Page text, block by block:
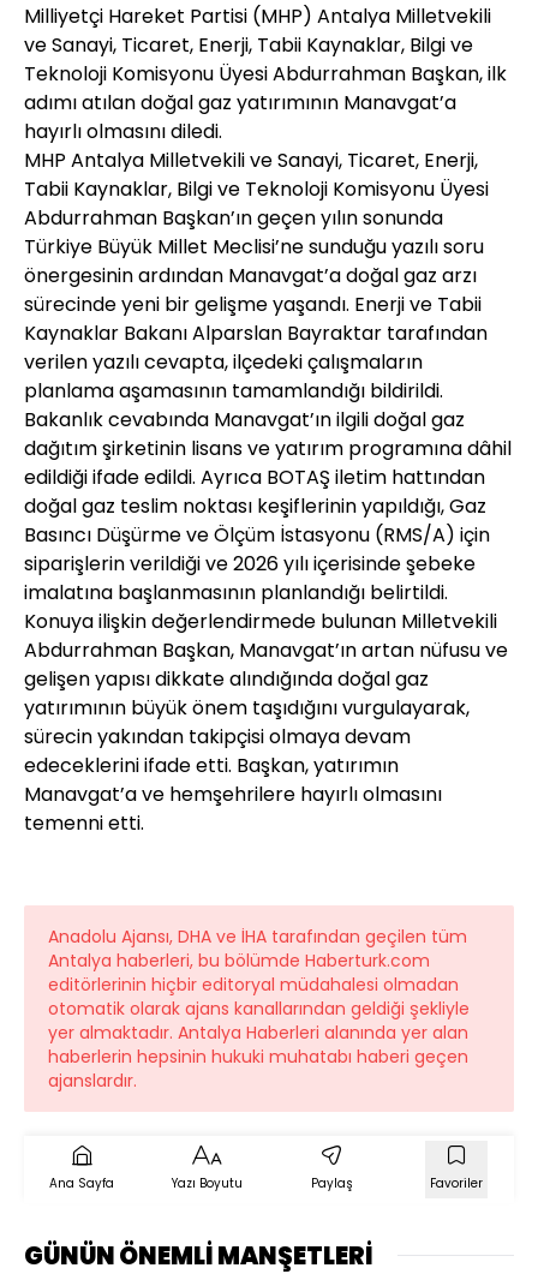
Milliyetçi Hareket Partisi (MHP) Antalya Milletvekili
ve Sanayi, Ticaret, Enerji, Tabii Kaynaklar, Bilgi ve
Teknoloji Komisyonu Üyesi Abdurrahman Başkan, ilk
adımı atılan doğal gaz yatırımının Manavgat’a
hayırlı olmasını diledi.
MHP Antalya Milletvekili ve Sanayi, Ticaret, Enerji,
Tabii Kaynaklar, Bilgi ve Teknoloji Komisyonu Üyesi
Abdurrahman Başkan’ın geçen yılın sonunda
Türkiye Büyük Millet Meclisi’ne sunduğu yazılı soru
önergesinin ardından Manavgat’a doğal gaz arzı
sürecinde yeni bir gelişme yaşandı. Enerji ve Tabii
Kaynaklar Bakanı Alparslan Bayraktar tarafından
verilen yazılı cevapta, ilçedeki çalışmaların
planlama aşamasının tamamlandığı bildirildi.
Bakanlık cevabında Manavgat’ın ilgili doğal gaz
dağıtım şirketinin lisans ve yatırım programına dâhil
edildiği ifade edildi. Ayrıca BOTAŞ iletim hattından
doğal gaz teslim noktası keşiflerinin yapıldığı, Gaz
Basıncı Düşürme ve Ölçüm İstasyonu (RMS/A) için
siparişlerin verildiği ve 2026 yılı içerisinde şebeke
imalatına başlanmasının planlandığı belirtildi.
Konuya ilişkin değerlendirmede bulunan Milletvekili
Abdurrahman Başkan, Manavgat’ın artan nüfusu ve
gelişen yapısı dikkate alındığında doğal gaz
yatırımının büyük önem taşıdığını vurgulayarak,
sürecin yakından takipçisi olmaya devam
edeceklerini ifade etti. Başkan, yatırımın
Manavgat’a ve hemşehrilere hayırlı olmasını
temenni etti.
Anadolu Ajansı, DHA ve İHA tarafından geçilen tüm
Antalya haberleri, bu bölümde Haberturk.com
editörlerinin hiçbir editoryal müdahalesi olmadan
otomatik olarak ajans kanallarından geldiği şekliyle
yer almaktadır. Antalya Haberleri alanında yer alan
haberlerin hepsinin hukuki muhatabı haberi geçen
ajanslardır.
Ana Sayfa Yazı Boyutu Paylaş Favoriler
GÜNÜN ÖNEMLİ MANŞETLERİ